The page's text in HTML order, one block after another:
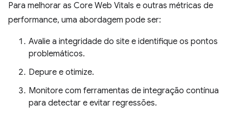
Para melhorar as Core Web Vitals e outras métricas de
performance, uma abordagem pode ser:
Avalie a integridade do site e identifique os pontos
problemáticos.
Depure e otimize.
Monitore com ferramentas de integração contínua
para detectar e evitar regressões.